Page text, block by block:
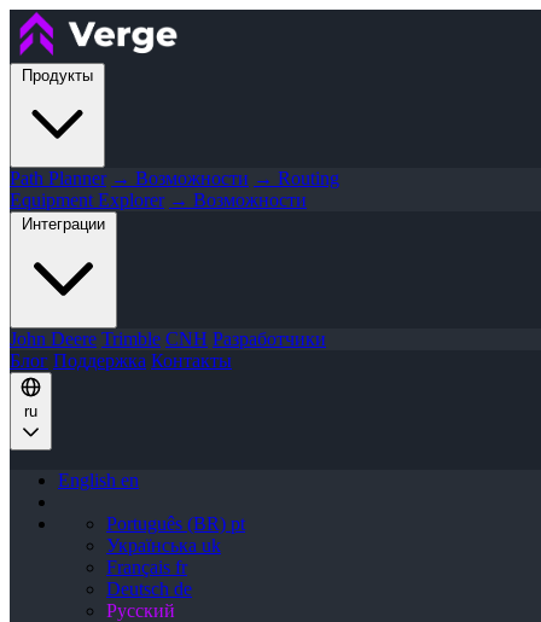
Продукты
Path Planner → Возможности → Routing
Equipment Explorer → Возможности
Интеграции
John Deere Trimble CNH Разработчики
Блог Поддержка Контакты
ru
English en
Português (BR) pt
Українська uk
Français fr
Deutsch de
Русский